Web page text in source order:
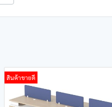
สินค้าขายดี